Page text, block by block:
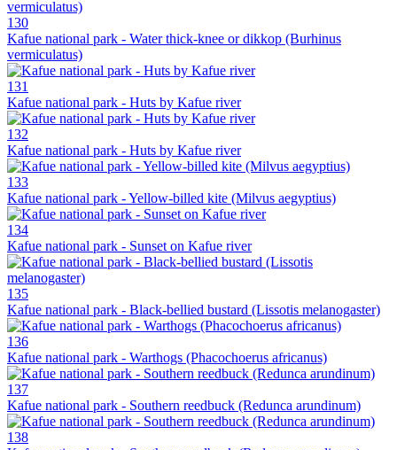
130
Kafue national park - Water thick-knee or dikkop (Burhinus
vermiculatus)
131
Kafue national park - Huts by Kafue river
132
Kafue national park - Huts by Kafue river
133
Kafue national park - Yellow-billed kite (Milvus aegyptius)
134
Kafue national park - Sunset on Kafue river
135
Kafue national park - Black-bellied bustard (Lissotis melanogaster)
136
Kafue national park - Warthogs (Phacochoerus africanus)
137
Kafue national park - Southern reedbuck (Redunca arundinum)
138